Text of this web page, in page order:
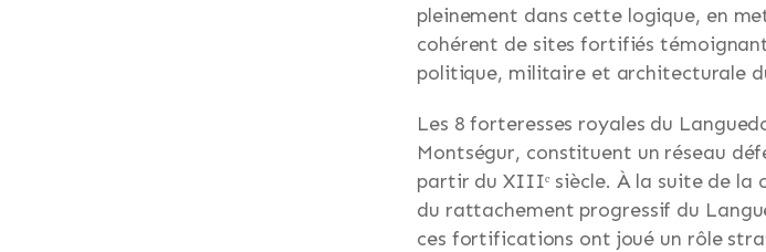
pleinement dans cette logique, en
cohérent de sites fortifiés
politique, militaire et architecturale
Les 8 forteresses royales du
Montségur, constituent un réseau
partir du XIIIᵉ siècle. À la suite de la
du rattachement progressif du
ces fortifications ont joué un rôle